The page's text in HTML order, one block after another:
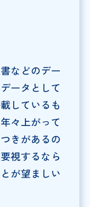
などのデー
ータとして
しているも
々上がって
きがあるの
視するなら
が望ましい